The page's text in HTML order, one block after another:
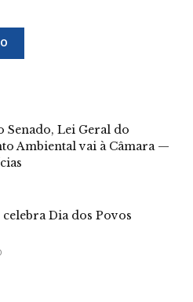
Senado, Lei Geral do
Ambiental vai à Câmara —
celebra Dia dos Povos